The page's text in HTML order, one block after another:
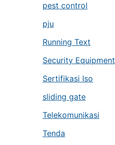
pest control
pju
Running Text
Security Equipment
Sertifikasi Iso
sliding gate
Telekomunikasi
Tenda